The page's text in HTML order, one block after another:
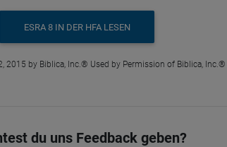
ESRA 8 IN DER HFA LESEN
by Biblica, Inc.® Used by Permission of Biblica,
du uns Feedback geben?